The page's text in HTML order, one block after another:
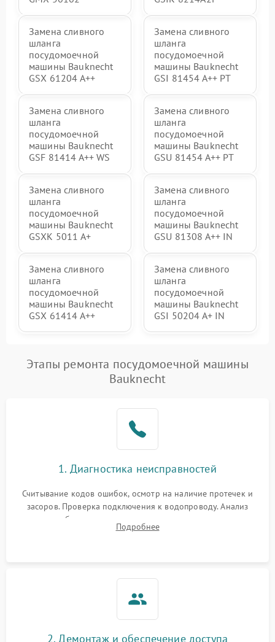
Замена сливного
шланга
посудомоечной
машины Bauknecht
GSX 61204 A++
Замена сливного
шланга
посудомоечной
машины Bauknecht
GSI 81454 A++ PT
Замена сливного
шланга
посудомоечной
машины Bauknecht
GSF 81414 A++ WS
Замена сливного
шланга
посудомоечной
машины Bauknecht
GSU 81454 A++ PT
Замена сливного
шланга
посудомоечной
машины Bauknecht
GSXK 5011 A+
Замена сливного
шланга
посудомоечной
машины Bauknecht
GSU 81308 A++ IN
Замена сливного
шланга
посудомоечной
машины Bauknecht
GSX 61414 A++
Замена сливного
шланга
посудомоечной
машины Bauknecht
GSI 50204 A+ IN
Этапы ремонта посудомоечной машины
Bauknecht
1. Диагностика неисправностей
Считывание кодов ошибок, осмотр на наличие протечек и
засоров. Проверка подключения к водопроводу. Анализ
жалоб на отсутствие слива, нагрева, вращения
разбрызгивателей или срабатывание системы защиты
Подробнее
2. Демонтаж и обеспечение доступа